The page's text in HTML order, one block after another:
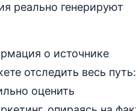
реально генерируют
о источнике
отследить весь
оценить